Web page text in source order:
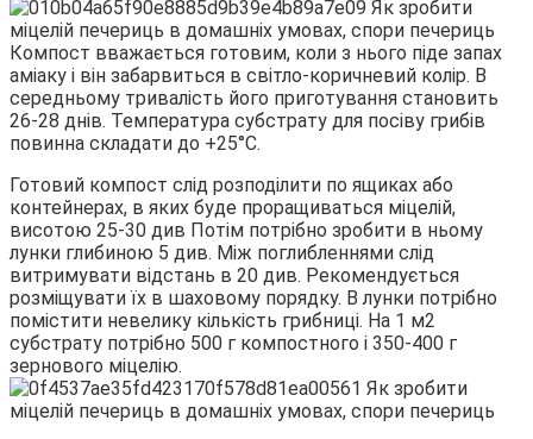
Компост вважається готовим, коли з нього піде запах
аміаку і він забарвиться в світло-коричневий колір. В
середньому тривалість його приготування становить
26-28 днів. Температура субстрату для посіву грибів
повинна складати до +25°С.
Готовий компост слід розподілити по ящиках або
контейнерах, в яких буде проращиваться міцелій,
висотою 25-30 див Потім потрібно зробити в ньому
лунки глибиною 5 див. Між поглибленнями слід
витримувати відстань в 20 див. Рекомендується
розміщувати їх в шаховому порядку. В лунки потрібно
помістити невелику кількість грибниці. На 1 м2
субстрату потрібно 500 г компостного і 350-400 г
зернового міцелію.